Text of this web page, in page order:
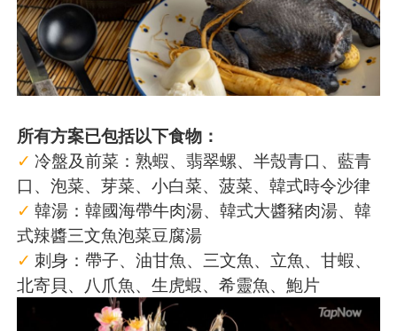
所有方案已包括以下食物：
✓ 冷盤及前菜：熟蝦、翡翠螺、半殼青口、藍青
口、泡菜、芽菜、小白菜、菠菜、韓式時令沙律
✓韓湯：韓國海帶牛肉湯、韓式大醬豬肉湯、韓
式辣醬三文魚泡菜豆腐湯
✓ 刺身：帶子、油甘魚、三文魚、立魚、甘蝦、
北寄貝、八爪魚、生虎蝦、希靈魚、鮑片